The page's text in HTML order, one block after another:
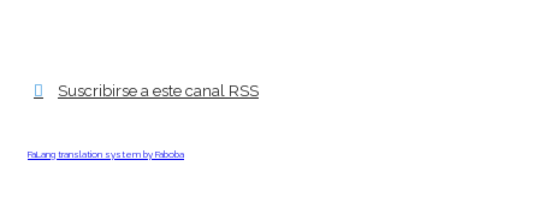
Suscribirse a este canal RSS
FaLang translation system by Faboba